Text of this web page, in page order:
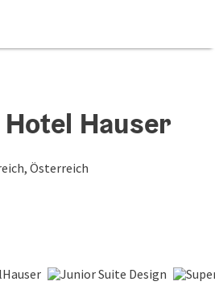
Hauser
Österreich